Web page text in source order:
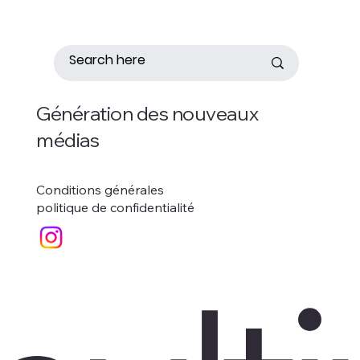
Génération des nouveaux
médias
Conditions générales
politique de confidentialité